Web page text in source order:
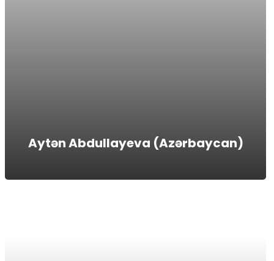
Aytən Abdullayeva (Azərbaycan)